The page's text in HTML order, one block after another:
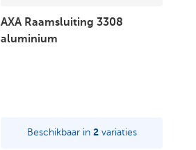
AXA Raamsluiting 3308
aluminium
Beschikbaar in 2variaties